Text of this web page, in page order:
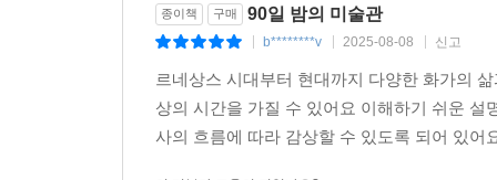
종이책 구매 90일 밤의 미술관
b********v 2025-08-08 신고
르네상스 시대부터 현대까지 다양한 화가의
상의 시간을 가질 수 있어요 이해하기 쉬운
사의 흐름에 따라 감상할 수 있도록 되어 있어